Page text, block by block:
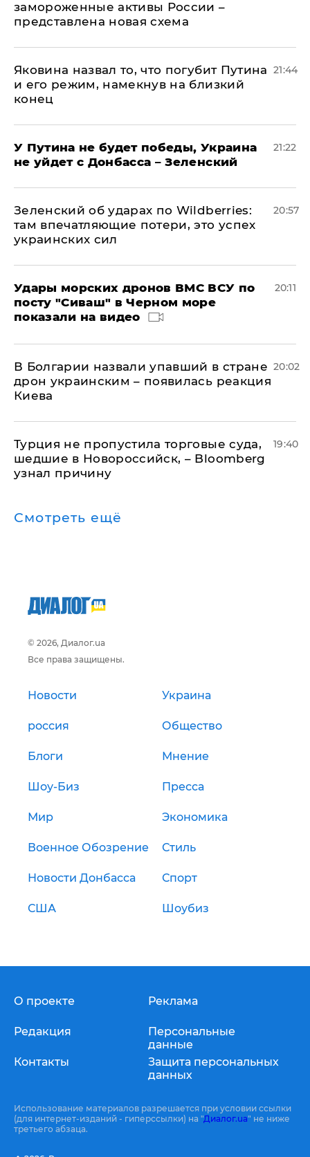
замороженные активы России –
представлена новая схема
Яковина назвал то, что погубит Путина
и его режим, намекнув на близкий
конец
21:44
У Путина не будет победы, Украина
не уйдет с Донбасса – Зеленский
21:22
Зеленский об ударах по Wildberries:
там впечатляющие потери, это успех
украинских сил
20:57
Удары морских дронов ВМС ВСУ по
посту "Сиваш" в Черном море
показали на видео
20:11
В Болгарии назвали упавший в стране
дрон украинским – появилась реакция
Киева
20:02
Турция не пропустила торговые суда,
шедшие в Новороссийск, – Bloomberg
узнал причину
19:40
Смотреть ещё
© 2026, Диалог.ua
Все права защищены.
Новости Украина
россия Общество
Блоги Мнение
Шоу-Биз Пресса
Мир Экономика
Военное Обозрение Стиль
Новости Донбасса Спорт
США Шоубиз
О проекте
Редакция
Контакты
Реклама
Персональные
данные
Защита персональных
данных
Использование материалов разрешается при условии ссылки
(для интернет-изданий - гиперссылки) на "Диалог.ua" не ниже
третьего абзаца.